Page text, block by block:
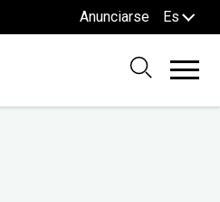
Anunciarse Es